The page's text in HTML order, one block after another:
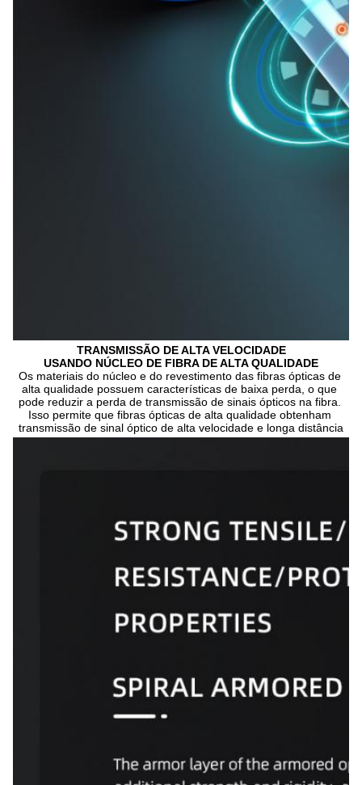
TRANSMISSÃO DE ALTA VELOCIDADE
USANDO NÚCLEO DE FIBRA DE ALTA QUALIDADE
Os materiais do núcleo e do revestimento das fibras ópticas de
alta qualidade possuem características de baixa perda, o que
pode reduzir a perda de transmissão de sinais ópticos na fibra.
Isso permite que fibras ópticas de alta qualidade obtenham
transmissão de sinal óptico de alta velocidade e longa distância